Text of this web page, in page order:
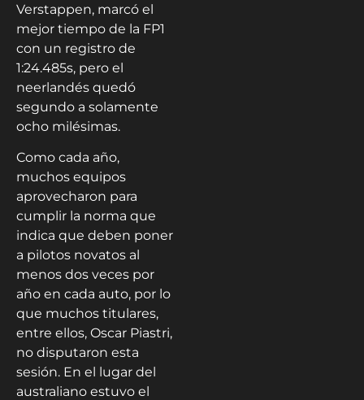
Verstappen, marcó el
mejor tiempo de la FP1
con un registro de
1:24.485s, pero el
neerlandés quedó
segundo a solamente
ocho milésimas.
Como cada año,
muchos equipos
aprovecharon para
cumplir la norma que
indica que deben poner
a pilotos novatos al
menos dos veces por
año en cada auto, por lo
que muchos titulares,
entre ellos, Oscar Piastri,
no disputaron esta
sesión. En el lugar del
australiano estuvo el